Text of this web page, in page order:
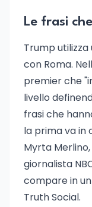
Le frasi
Trump
con Roma.
premier che
livello
frasi che
la prima va in
Myrta
giornalista
compare in
Truth Social.